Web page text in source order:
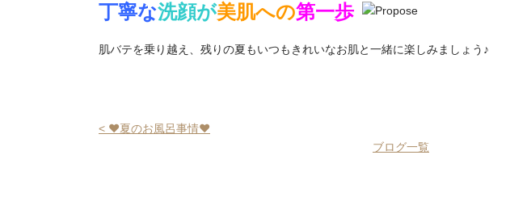
丁寧な洗顔が美肌への第一歩
肌バテを乗り越え、残りの夏もいつもきれいなお肌と一緒に楽しみましょう♪
< ❤夏のお風呂事情❤
ブログ一覧